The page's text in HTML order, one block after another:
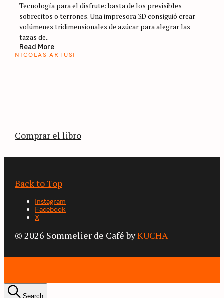
Tecnología para el disfrute: basta de los previsibles
sobrecitos o terrones. Una impresora 3D consiguió crear
volúmenes tridimensionales de azúcar para alegrar las
tazas de..
Read More
NICOLAS ARTUSI
Comprar el libro
Back to Top
Instagram
Facebook
X
© 2026 Sommelier de Café byKUCHA
Search